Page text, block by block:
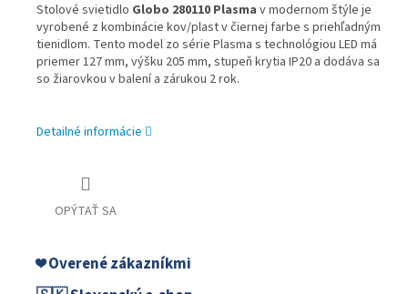
Stolové svietidlo Globo 280110 Plasma v modernom štýle je
vyrobené z kombinácie kov/plast v čiernej farbe s priehľadným
tienidlom. Tento model zo série Plasma s technológiou LED má
priemer 127 mm, výšku 205 mm, stupeň krytia IP20 a dodáva sa
so žiarovkou v balení a zárukou 2 rok.
Detailné informácie
OPÝTAŤ SA
❤️ Overené zákazníkmi